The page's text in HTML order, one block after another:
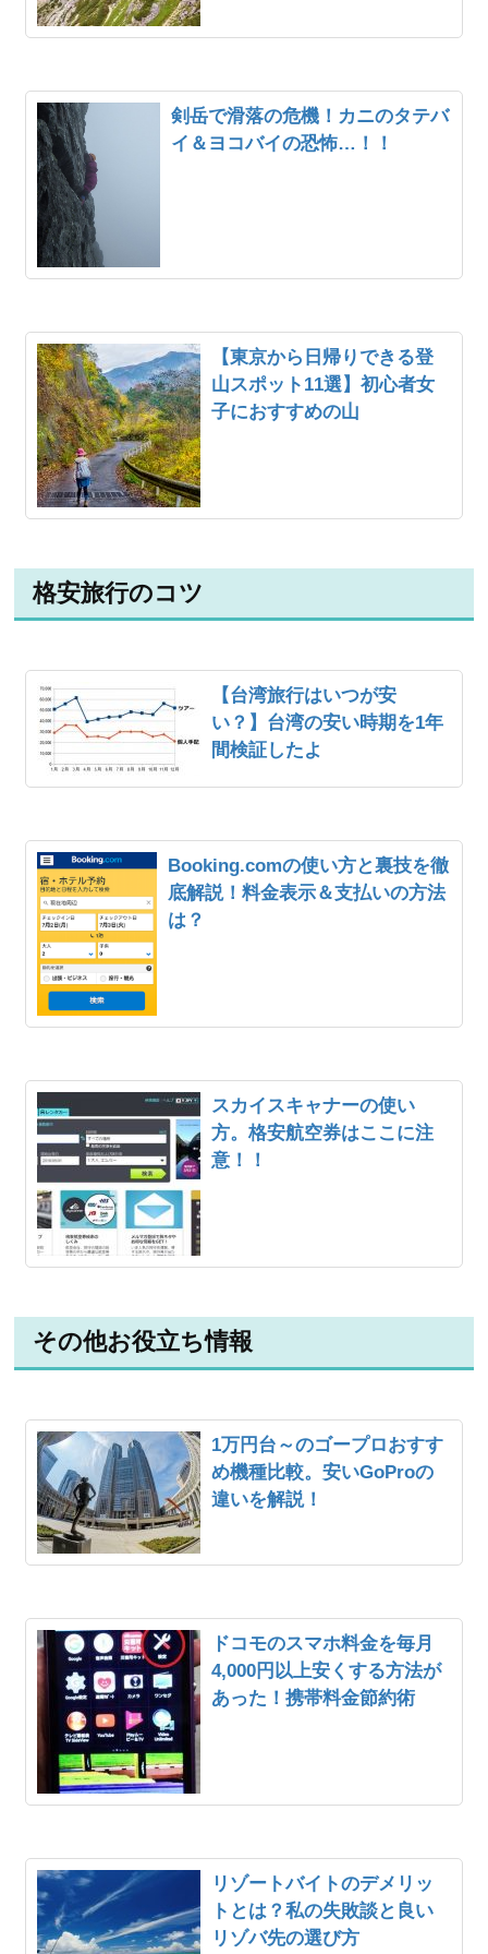
剣岳で滑落の危機！カニのタテバ
イ＆ヨコバイの恐怖…！！
【東京から日帰りできる登
山スポット11選】初心者女
子におすすめの山
格安旅行のコツ
【台湾旅行はいつが安
い？】台湾の安い時期を1年
間検証したよ
Booking.comの使い方と裏技を徹
底解説！料金表示＆支払いの方法
は？
スカイスキャナーの使い
方。格安航空券はここに注
意！！
その他お役立ち情報
1万円台～のゴープロおすす
め機種比較。安いGoProの
違いを解説！
ドコモのスマホ料金を毎月
4,000円以上安くする方法が
あった！携帯料金節約術
リゾートバイトのデメリッ
トとは？私の失敗談と良い
リゾバ先の選び方